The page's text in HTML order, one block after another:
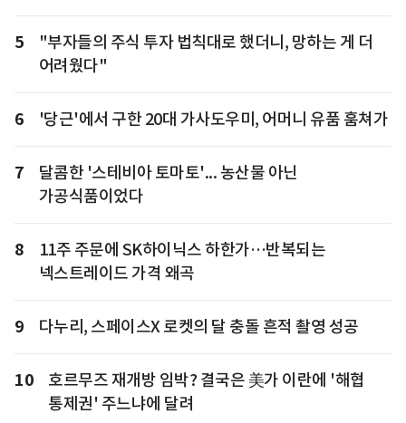
5
"부자들의 주식 투자 법칙대로 했더니, 망하는 게 더
어려웠다"
6 '당근'에서 구한 20대 가사도우미, 어머니 유품 훔쳐가
7
달콤한 '스테비아 토마토'... 농산물 아닌
가공식품이었다
8
11주 주문에 SK하이닉스 하한가…반복되는
넥스트레이드 가격 왜곡
9 다누리, 스페이스X 로켓의 달 충돌 흔적 촬영 성공
10
호르무즈 재개방 임박? 결국은 美가 이란에 '해협
통제권' 주느냐에 달려